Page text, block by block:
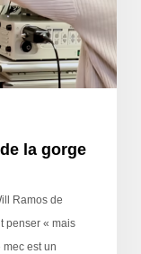
la gorge
Ramos de
penser « mais
mec est un